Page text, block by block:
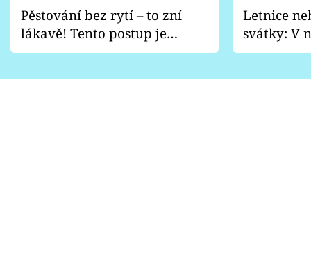
Pěstování bez rytí – to zní
lákavě! Tento postup je
vhodný jen pro některé
Letnice
svátky: V
pondělí